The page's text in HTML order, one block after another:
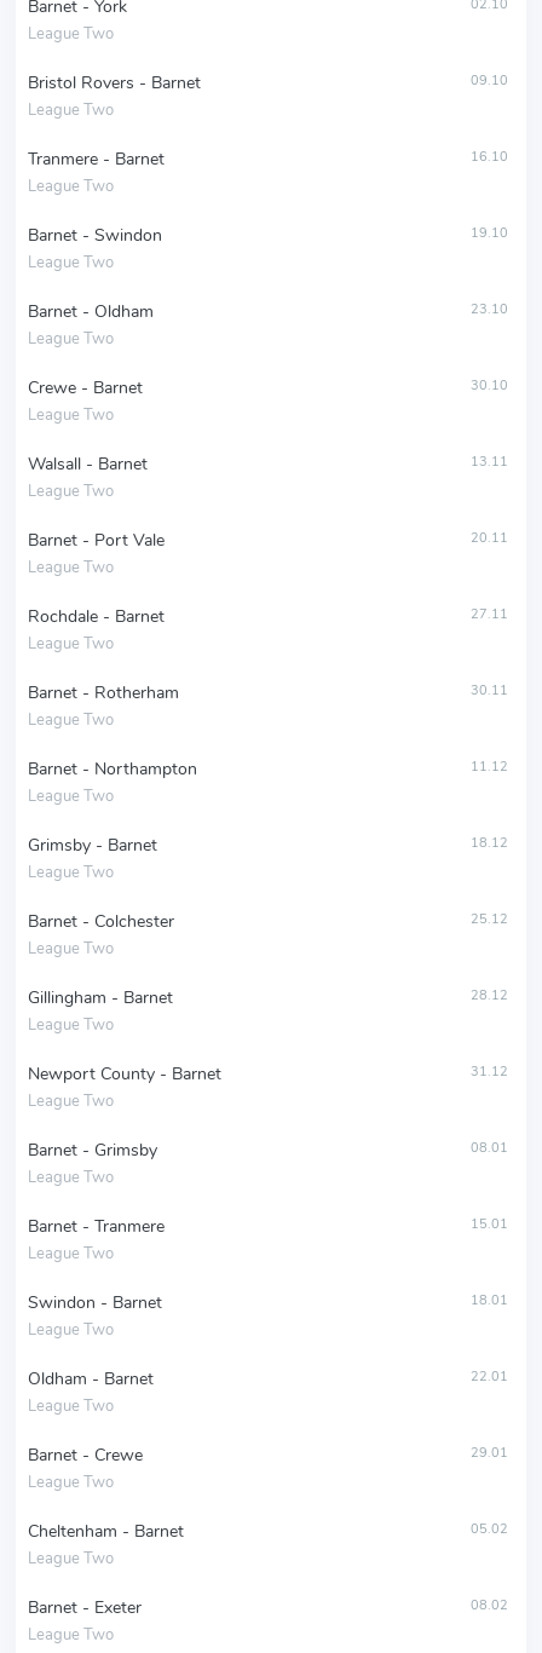
Barnet - York
League Two
02.10
Bristol Rovers - Barnet
League Two
09.10
Tranmere - Barnet
League Two
16.10
Barnet - Swindon
League Two
19.10
Barnet - Oldham
League Two
23.10
Crewe - Barnet
League Two
30.10
Walsall - Barnet
League Two
13.11
Barnet - Port Vale
League Two
20.11
Rochdale - Barnet
League Two
27.11
Barnet - Rotherham
League Two
30.11
Barnet - Northampton
League Two
11.12
Grimsby - Barnet
League Two
18.12
Barnet - Colchester
League Two
25.12
Gillingham - Barnet
League Two
28.12
Newport County - Barnet
League Two
31.12
Barnet - Grimsby
League Two
08.01
Barnet - Tranmere
League Two
15.01
Swindon - Barnet
League Two
18.01
Oldham - Barnet
League Two
22.01
Barnet - Crewe
League Two
29.01
Cheltenham - Barnet
League Two
05.02
Barnet - Exeter
League Two
08.02